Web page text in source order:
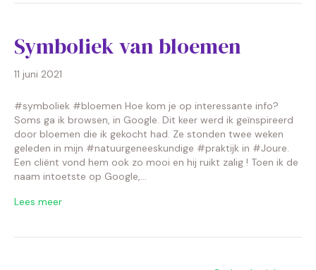
Symboliek van bloemen
11 juni 2021
#symboliek #bloemen Hoe kom je op interessante info?
Soms ga ik browsen, in Google. Dit keer werd ik geïnspireerd
door bloemen die ik gekocht had. Ze stonden twee weken
geleden in mijn #natuurgeneeskundige #praktijk in #Joure.
Een cliënt vond hem ook zo mooi en hij ruikt zalig ! Toen ik de
naam intoetste op Google,…
Lees meer